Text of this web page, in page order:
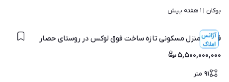
بوکان | ۱ هفته پیش
فروش منزل مسکونی تازه ساخت فوق لوکس در روستای حصار
۵,۵۰۰,۰۰۰,۰۰۰
۹۱ متر